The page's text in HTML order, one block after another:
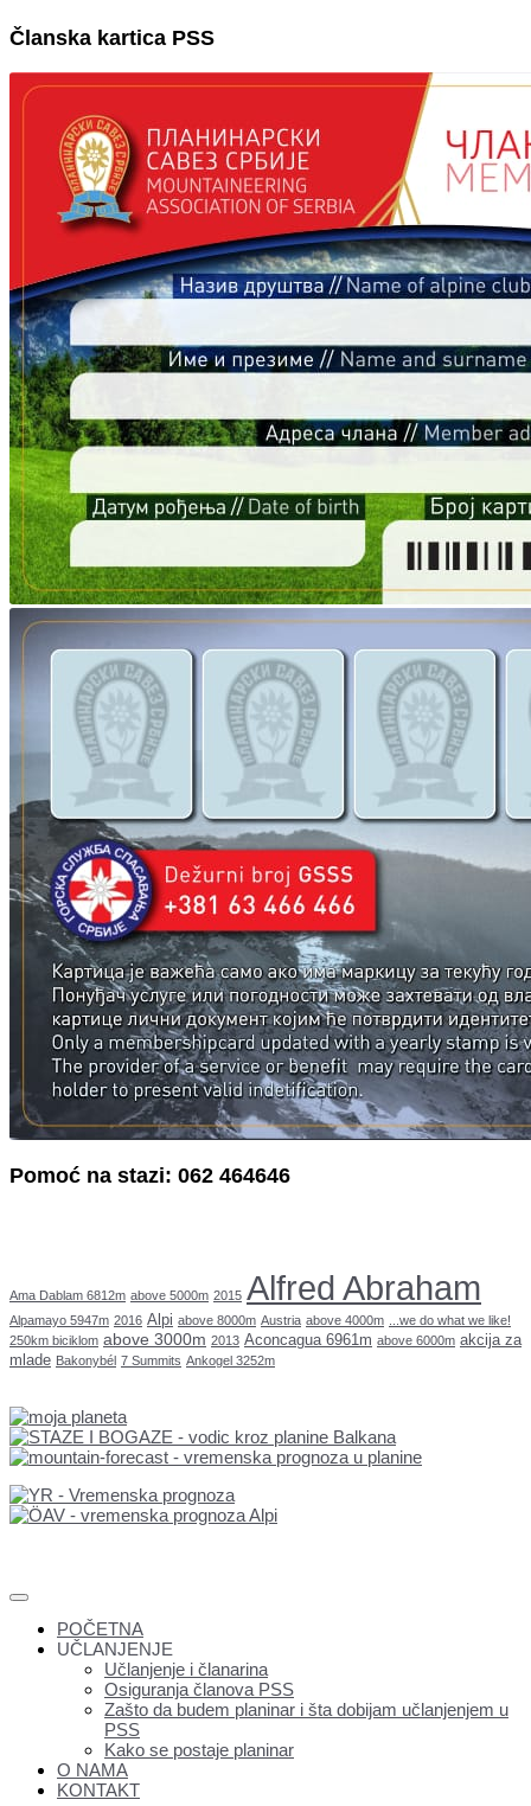
Članska kartica PSS
Pomoć na stazi: 062 464646
Ama Dablam 6812m above 5000m 2015 Alfred Abraham
Alpamayo 5947m 2016 Alpi above 8000m Austria above 4000m
...we do what we like!
250km biciklom above 3000m 2013 Aconcagua 6961m above 6000m akcija za
mlade Bakonybél 7 Summits Ankogel 3252m
POČETNA
UČLANJENJE
Učlanjenje i članarina
Osiguranja članova PSS
Zašto da budem planinar i šta dobijam učlanjenjem u
PSS
Kako se postaje planinar
O NAMA
KONTAKT